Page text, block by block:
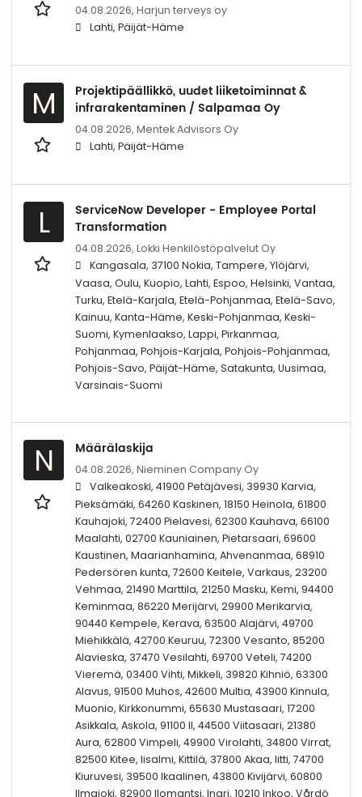
04.08.2026, Harjun terveys oy
Lahti, Päijät-Häme
M
Projektipäällikkö, uudet liiketoiminnat &
infrarakentaminen / Salpamaa Oy
04.08.2026, Mentek Advisors Oy
Lahti, Päijät-Häme
L
ServiceNow Developer - Employee Portal
Transformation
04.08.2026, Lokki Henkilöstöpalvelut Oy
Kangasala, 37100 Nokia, Tampere, Ylöjärvi,
Vaasa, Oulu, Kuopio, Lahti, Espoo, Helsinki, Vantaa,
Turku, Etelä-Karjala, Etelä-Pohjanmaa, Etelä-Savo,
Kainuu, Kanta-Häme, Keski-Pohjanmaa, Keski-
Suomi, Kymenlaakso, Lappi, Pirkanmaa,
Pohjanmaa, Pohjois-Karjala, Pohjois-Pohjanmaa,
Pohjois-Savo, Päijät-Häme, Satakunta, Uusimaa,
Varsinais-Suomi
N Määrälaskija
04.08.2026, Nieminen Company Oy
Valkeakoski, 41900 Petäjävesi, 39930 Karvia,
Pieksämäki, 64260 Kaskinen, 18150 Heinola, 61800
Kauhajoki, 72400 Pielavesi, 62300 Kauhava, 66100
Maalahti, 02700 Kauniainen, Pietarsaari, 69600
Kaustinen, Maarianhamina, Ahvenanmaa, 68910
Pedersören kunta, 72600 Keitele, Varkaus, 23200
Vehmaa, 21490 Marttila, 21250 Masku, Kemi, 94400
Keminmaa, 86220 Merijärvi, 29900 Merikarvia,
90440 Kempele, Kerava, 63500 Alajärvi, 49700
Miehikkälä, 42700 Keuruu, 72300 Vesanto, 85200
Alavieska, 37470 Vesilahti, 69700 Veteli, 74200
Vieremä, 03400 Vihti, Mikkeli, 39820 Kihniö, 63300
Alavus, 91500 Muhos, 42600 Multia, 43900 Kinnula,
Muonio, Kirkkonummi, 65630 Mustasaari, 17200
Asikkala, Askola, 91100 II, 44500 Viitasaari, 21380
Aura, 62800 Vimpeli, 49900 Virolahti, 34800 Virrat,
82500 Kitee, Iisalmi, Kittilä, 37800 Akaa, Iitti, 74700
Kiuruvesi, 39500 Ikaalinen, 43800 Kivijärvi, 60800
Ilmajoki, 82900 Ilomantsi, Inari, 10210 Inkoo, Vårdö